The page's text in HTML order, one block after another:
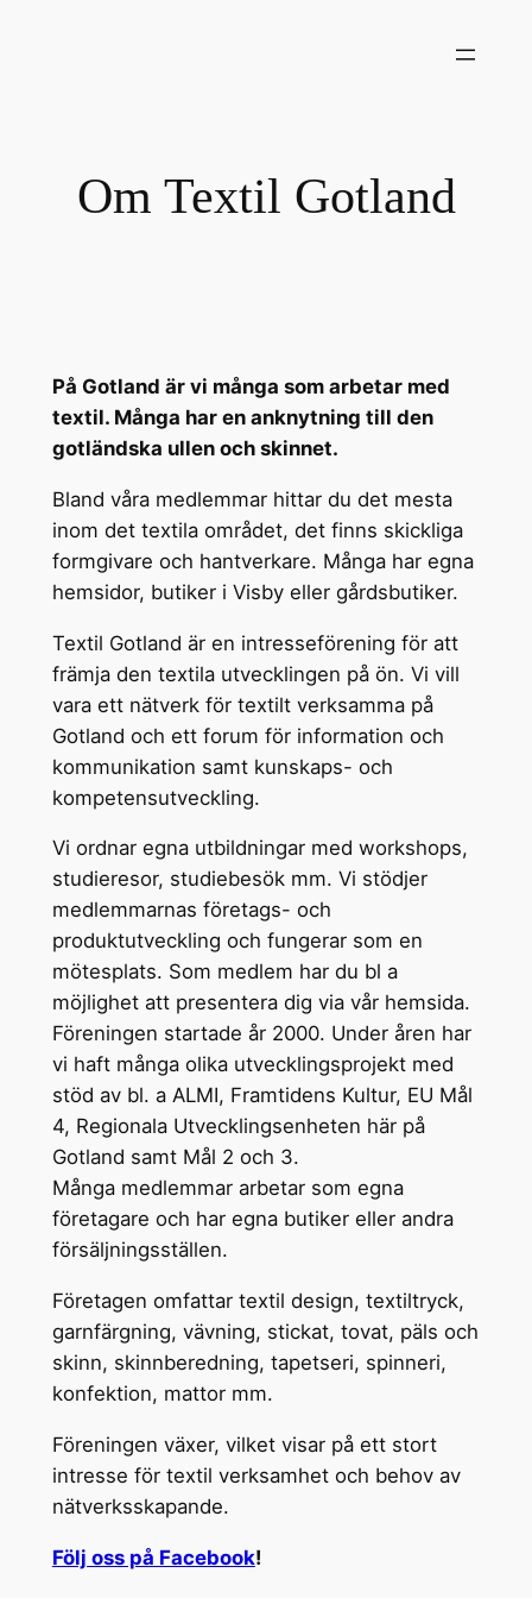
Om Textil Gotland
På Gotland är vi många som arbetar med
textil. Många har en anknytning till den
gotländska ullen och skinnet.
Bland våra medlemmar hittar du det mesta
inom det textila området, det finns skickliga
formgivare och hantverkare. Många har egna
hemsidor, butiker i Visby eller gårdsbutiker.
Textil Gotland är en intresseförening för att
främja den textila utvecklingen på ön. Vi vill
vara ett nätverk för textilt verksamma på
Gotland och ett forum för information och
kommunikation samt kunskaps- och
kompetensutveckling.
Vi ordnar egna utbildningar med workshops,
studieresor, studiebesök mm. Vi stödjer
medlemmarnas företags- och
produktutveckling och fungerar som en
mötesplats. Som medlem har du bl a
möjlighet att presentera dig via vår hemsida.
Föreningen startade år 2000. Under åren har
vi haft många olika utvecklingsprojekt med
stöd av bl. a ALMI, Framtidens Kultur, EU Mål
4, Regionala Utvecklingsenheten här på
Gotland samt Mål 2 och 3.
Många medlemmar arbetar som egna
företagare och har egna butiker eller andra
försäljningsställen.
Företagen omfattar textil design, textiltryck,
garnfärgning, vävning, stickat, tovat, päls och
skinn, skinnberedning, tapetseri, spinneri,
konfektion, mattor mm.
Föreningen växer, vilket visar på ett stort
intresse för textil verksamhet och behov av
nätverksskapande.
Följ oss på Facebook!